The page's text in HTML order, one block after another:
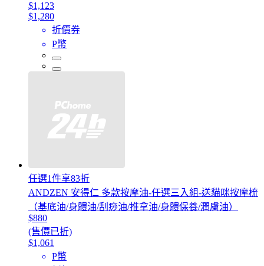
$1,123
$1,280
折價券
P幣
任選1件享83折
ANDZEN 安得仁 多款按摩油-任選三入組-送貓咪按摩梳
（基底油/身體油/刮痧油/推拿油/身體保養/潤膚油）
$880
(售價已折)
$1,061
P幣